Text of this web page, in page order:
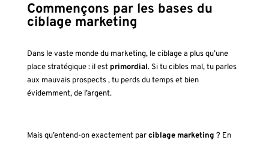
Commençons par les bases du
ciblage marketing
Dans le vaste monde du marketing, le ciblage a plus qu’une
place stratégique : il est primordial. Si tu cibles mal, tu parles
aux mauvais prospects , tu perds du temps et bien
évidemment, de l’argent.
Mais qu’entend-on exactement parciblage marketing ? En